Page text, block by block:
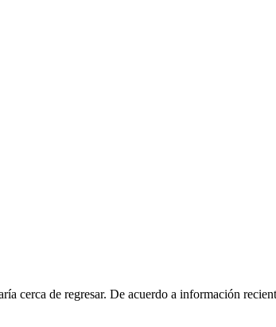
cerca de regresar. De acuerdo a información